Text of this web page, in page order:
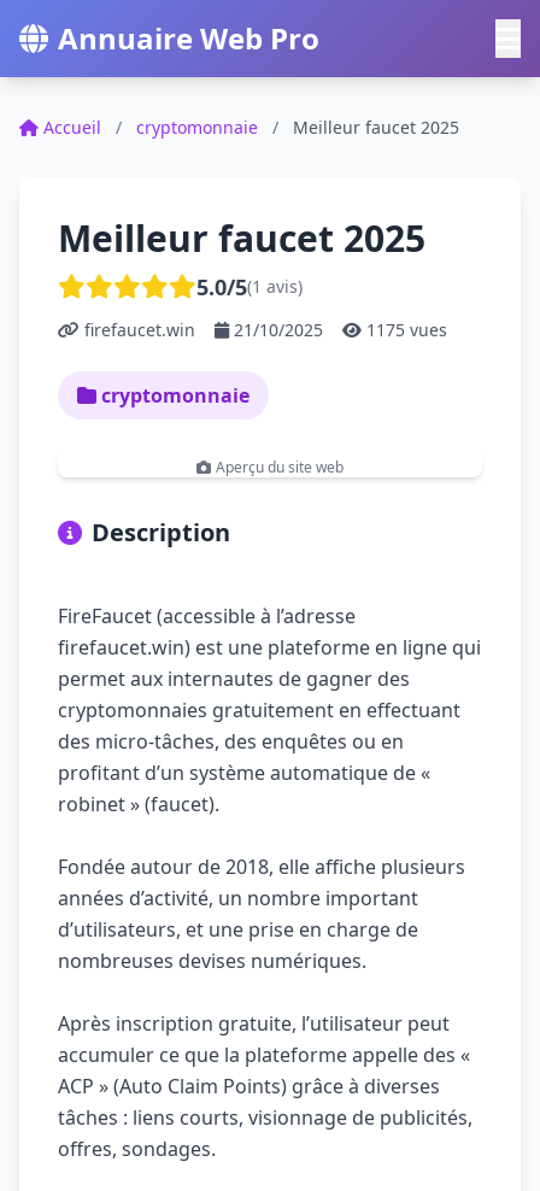
Annuaire Web Pro
Accueil / cryptomonnaie / Meilleur faucet 2025
Meilleur faucet 2025
5.0/5(1 avis)
firefaucet.win
21/10/2025 1175 vues
cryptomonnaie
Aperçu du site web
Description
FireFaucet (accessible à l’adresse
firefaucet.win) est une plateforme en ligne qui
permet aux internautes de gagner des
cryptomonnaies gratuitement en effectuant
des micro-tâches, des enquêtes ou en
profitant d’un système automatique de «
robinet » (faucet).
Fondée autour de 2018, elle affiche plusieurs
années d’activité, un nombre important
d’utilisateurs, et une prise en charge de
nombreuses devises numériques.
Après inscription gratuite, l’utilisateur peut
accumuler ce que la plateforme appelle des «
ACP » (Auto Claim Points) grâce à diverses
tâches : liens courts, visionnage de publicités,
offres, sondages.